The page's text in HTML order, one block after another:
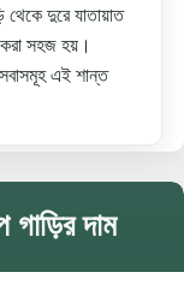
থেকে দুরে যাতায়াত
করা সহজ হয়।
এই শান্ত
দাম